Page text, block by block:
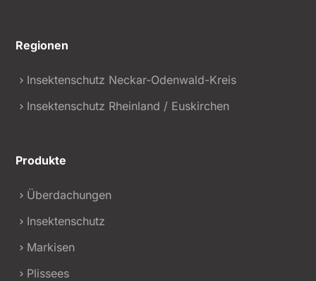
Regionen
Insektenschutz Neckar-Odenwald-Kreis
Insektenschutz Rheinland / Euskirchen
Produkte
Überdachungen
Insektenschutz
Markisen
Plissees